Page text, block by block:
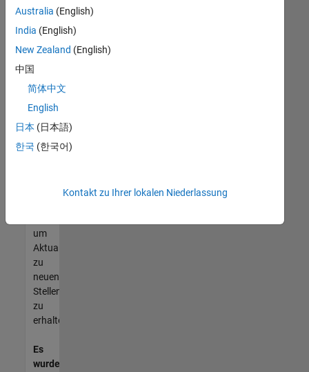
keine
offenen
Stellen
können,
die
Ihren
entsprechen,
werden
unseres
um
Aktualisierungen
zu
neuen
Stellenangeboten
zu
erhalten.
Es
wurden
Australia (English)
India (English)
New Zealand (English)
中国
简体中文
English
日本 (日本語)
한국 (한국어)
Kontakt zu Ihrer lokalen Niederlassung